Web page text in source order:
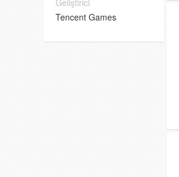
Geliştirici
Tencent Games